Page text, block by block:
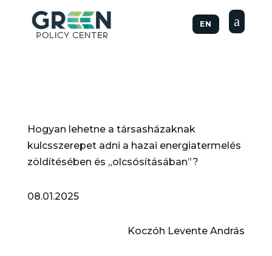
EN a
Hogyan lehetne a társasházaknak
kulcsszerepet adni a hazai energiatermelés
zöldítésében és „olcsósításában”?
08.01.2025
Koczóh Levente András